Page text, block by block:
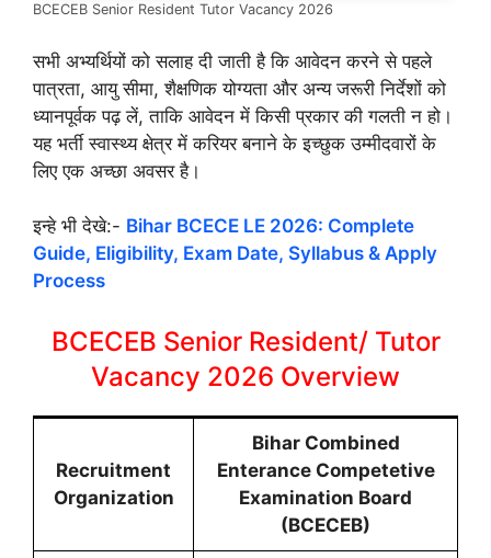
BCECEB Senior Resident Tutor Vacancy 2026
सभी अभ्यर्थियों को सलाह दी जाती है कि आवेदन करने से पहले
पात्रता, आयु सीमा, शैक्षणिक योग्यता और अन्य जरूरी निर्देशों को
ध्यानपूर्वक पढ़ लें, ताकि आवेदन में किसी प्रकार की गलती न हो।
यह भर्ती स्वास्थ्य क्षेत्र में करियर बनाने के इच्छुक उम्मीदवारों के
लिए एक अच्छा अवसर है।
इन्हे भी देखे:- Bihar BCECE LE 2026: Complete
Guide, Eligibility, Exam Date, Syllabus & Apply
Process
BCECEB Senior Resident/ Tutor
Vacancy 2026 Overview
Recruitment
Organization
Bihar Combined
Enterance Competetive
Examination Board
(BCECEB)